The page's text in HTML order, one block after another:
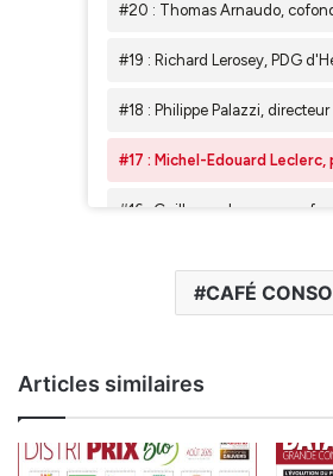
CAFÉ CONSO
Articles similaires